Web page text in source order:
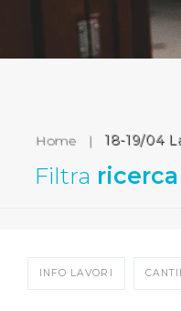
Home | 18-19/04
Filtra ricerca
INFO LAVORI